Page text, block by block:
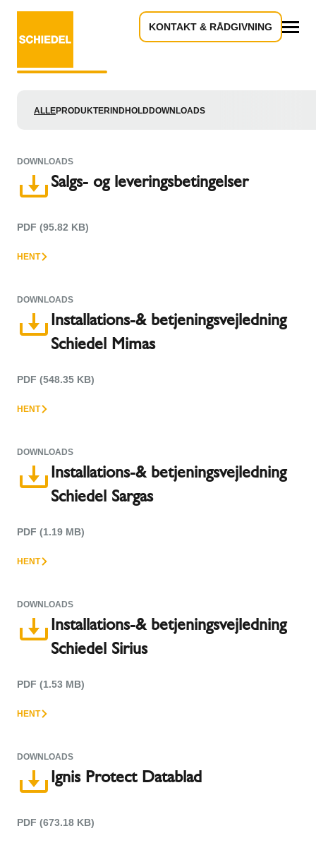
KONTAKT & RÅDGIVNING
Søgeresultater til: “”
ALLEPRODUKTER INDHOLDDOWNLOADS
DOWNLOADS
Salgs- og leveringsbetingelser
PDF (95.82 KB)
HENT
DOWNLOADS
Installations-& betjeningsvejledning
Schiedel Mimas
PDF (548.35 KB)
HENT
DOWNLOADS
Installations-& betjeningsvejledning
Schiedel Sargas
PDF (1.19 MB)
HENT
DOWNLOADS
Installations-& betjeningsvejledning
Schiedel Sirius
PDF (1.53 MB)
HENT
DOWNLOADS
Ignis Protect Datablad
PDF (673.18 KB)